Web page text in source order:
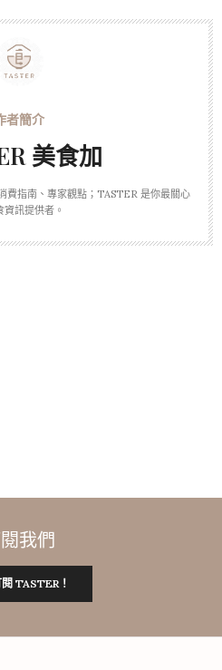
美食加
費指南、專家觀點；TASTER 是你最關心
資訊提供者。
我們
TASTER！